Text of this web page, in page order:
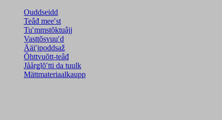
Ouddseidd
Teâđ meeʹst
Tuʹmmstõktuâjj
Vasttõsvuuʹd
Ääiʹjpoddsaž
Õhttvuõtt-teâđ
Jåårǥlõʹtti da tuulk
Mättmateriaalkaupp